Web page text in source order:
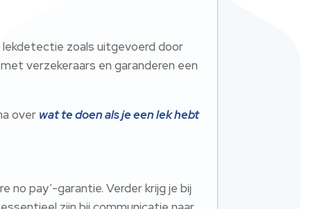
zoals uitgevoerd door
verzekeraars en garanderen een
over wat te doen als je een lek hebt
no pay’-garantie. Verder krijg je bij